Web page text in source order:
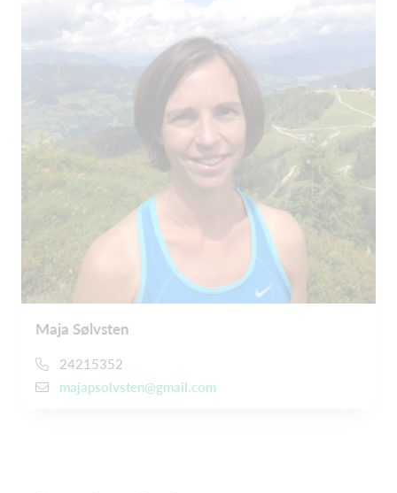
Maja Sølvsten
24215352
majapsolvsten@gmail.com